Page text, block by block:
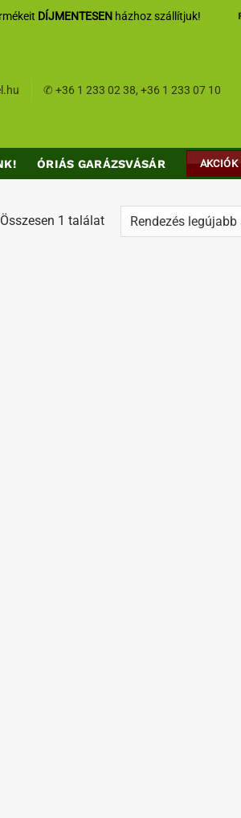
DÍJMENTESEN házhoz szállítjuk!
✆+36 1 233 02 38,+36 1 233 07 10
ÓRIÁS GARÁZSVÁSÁR AKCIÓK
Összesen 1 találat